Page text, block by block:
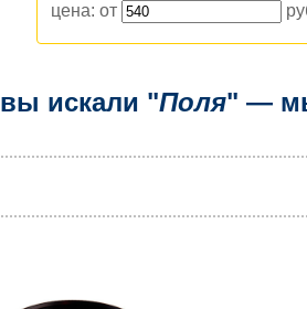
цена: от
вы искали "Поля" —